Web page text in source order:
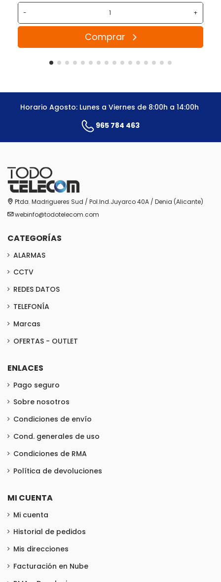
- +
Comprar
Horario Agosto: Lunes a Viernes de 8:00h a 14:00h
965 784 463
Ptda. Madrigueres Sud / Pol.Ind.Juyarco 40A / Denia (Alicante)
webinfo@todotelecom.com
CATEGORÍAS
ALARMAS
CCTV
REDES DATOS
TELEFONÍA
Marcas
OFERTAS - OUTLET
ENLACES
Pago seguro
Sobre nosotros
Condiciones de envío
Cond. generales de uso
Condiciones de RMA
Política de devoluciones
MI CUENTA
Mi cuenta
Historial de pedidos
Mis direcciones
Facturación en Nube